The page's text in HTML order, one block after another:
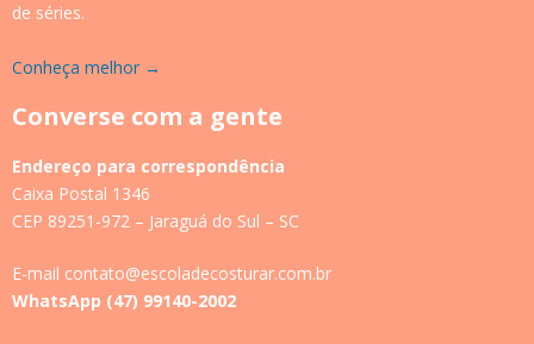
de séries.
Conheça melhor →
Converse com a gente
Endereço para correspondência
Caixa Postal 1346
CEP 89251-972 – Jaraguá do Sul – SC
E-mail contato@escoladecosturar.com.br
WhatsApp (47) 99140-2002